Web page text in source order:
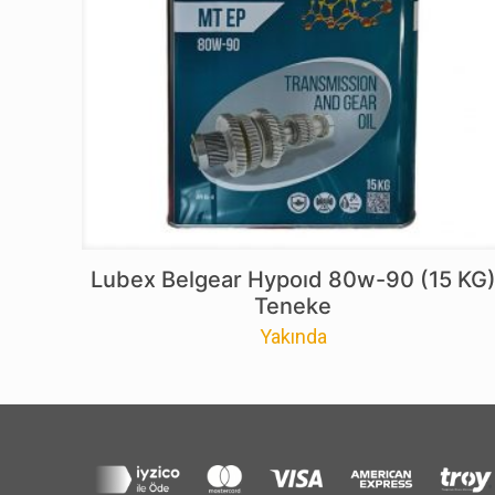
Lubex Belgear Hypoıd 80w-90 (15 KG)
Teneke
Yakında